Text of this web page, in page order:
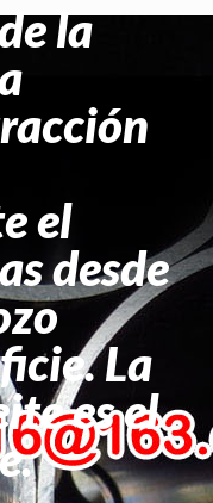
la
el
desde
La
es el